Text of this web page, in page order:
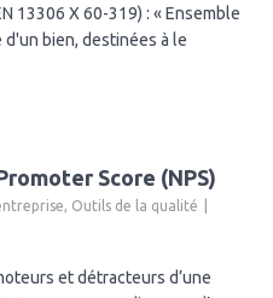
13306 X 60-319) : « Ensemble
bien, destinées à le
Score (NPS)
, Outils de la qualité
et détracteurs d’une